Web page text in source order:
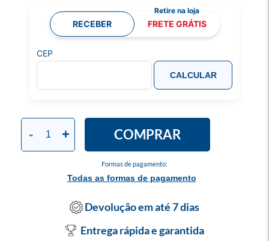
Formas de pagamento:
Todas as formas de pagamento
- + COMPRAR
RECEBER FRETE GRÁTIS
CEP
CALCULAR
Devolução em até 7 dias
Entrega rápida e garantida